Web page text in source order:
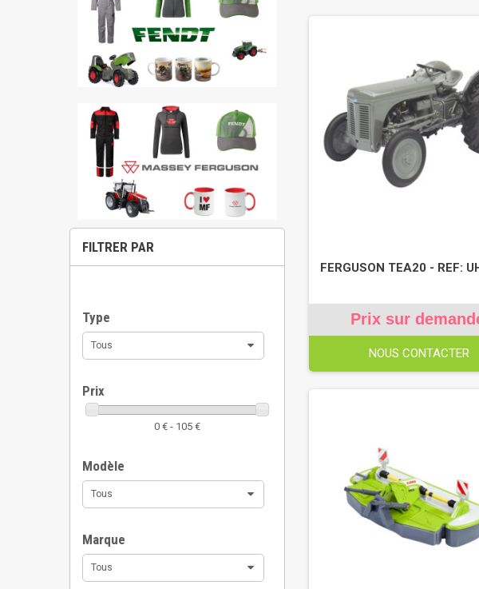
FILTRER PAR
Type
Tous
Prix
0 € - 105 €
Modèle
Tous
Marque
Tous
FERGUSON TEA20 - REF:
Prix sur
NOUS CONTACTER